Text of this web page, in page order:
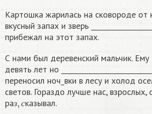
Картошка жарилась на сковороде от
вкусный запах и зверь
прибежал на этот запах.
С нами был деревенский мальчик. Ему
девять лет но
переносил ноч_вки в лесу и холод осе
светов. Гораздо лучше нас, взрослых,
раз с
з ,сказывал.